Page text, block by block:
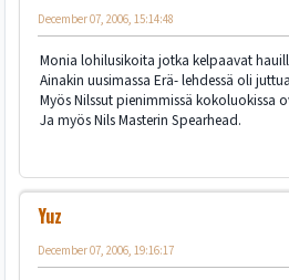
December 07, 2006, 15:14:48
Monia lohilusikoita jotka kelpaavat
Ainakin uusimassa Erä- lehdessä oli
Myös Nilssut pienimmissä kokoluokissa
Ja myös Nils Masterin Spearhead.
Yuz
December 07, 2006, 19:16:17